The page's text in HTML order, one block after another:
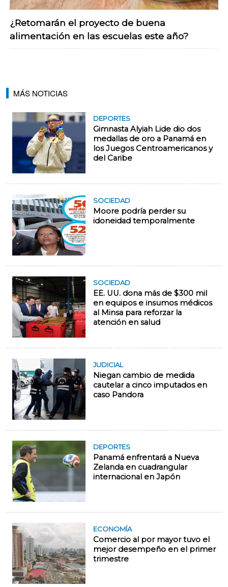
¿Retomarán el proyecto de buena
alimentación en las escuelas este año?
MÁS NOTICIAS
DEPORTES
Gimnasta Alyiah Lide dio dos
medallas de oro a Panamá en
los Juegos Centroamericanos y
del Caribe
SOCIEDAD
Moore podría perder su
idoneidad temporalmente
SOCIEDAD
EE. UU. dona más de $300 mil
en equipos e insumos médicos
al Minsa para reforzar la
atención en salud
JUDICIAL
Niegan cambio de medida
cautelar a cinco imputados en
caso Pandora
DEPORTES
Panamá enfrentará a Nueva
Zelanda en cuadrangular
internacional en Japón
ECONOMÍA
Comercio al por mayor tuvo el
mejor desempeño en el primer
trimestre